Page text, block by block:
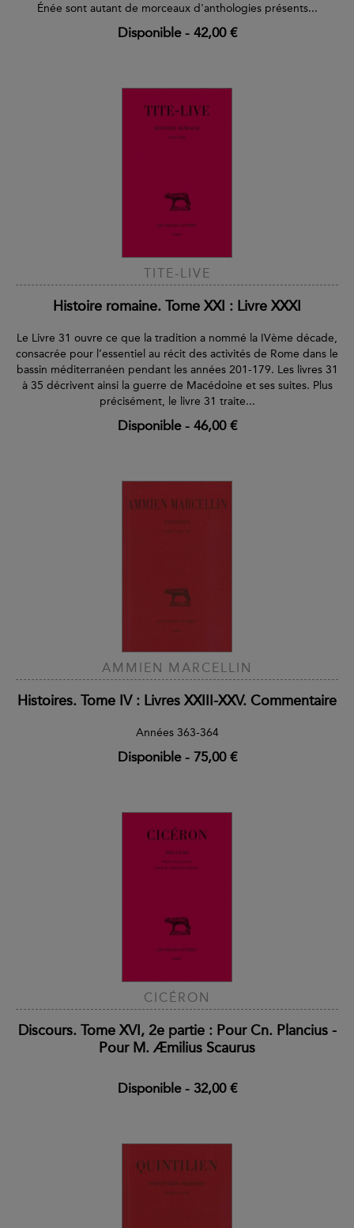
Énée sont autant de morceaux d'anthologies présents...
Disponible- 42,00 €
TITE-LIVE
Histoire romaine. Tome XXI : Livre XXXI
Le Livre 31 ouvre ce que la tradition a nommé la IVème décade,
consacrée pour l’essentiel au récit des activités de Rome dans le
bassin méditerranéen pendant les années 201-179. Les livres 31
à 35 décrivent ainsi la guerre de Macédoine et ses suites. Plus
précisément, le livre 31 traite...
Disponible- 46,00 €
AMMIEN MARCELLIN
Histoires. Tome IV : Livres XXIII-XXV. Commentaire
Années 363-364
Disponible- 75,00 €
CICÉRON
Discours. Tome XVI, 2e partie : Pour Cn. Plancius -
Pour M. Æmilius Scaurus
Disponible- 32,00 €